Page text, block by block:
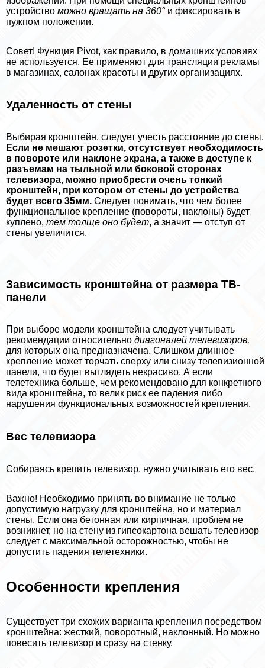
устройство можно вращать на 360° и фиксировать в
нужном положении.
Совет! Функция Pivot, как правило, в домашних условиях
не используется. Ее применяют для трaнcляции рекламы
в магазинах, салонах красоты и других организациях.
Удаленность от стены
Выбирая кронштейн, следует учесть расстояние до стены.
Если не мешают розетки, отсутствует необходимость
в повороте или наклоне экрана, а также в доступе к
разъемам на тыльной или боковой сторонах
телевизора, можно приобрести очень тонкий
кронштейн, при котором от стены до устройства
будет всего 35мм. Следует понимать, что чем более
функциональное крепление (повороты, наклоны) будет
куплено, тем толще оно будет, а значит — отступ от
стены увеличится.
Зависимость кронштейна от размера ТВ-
панели
При выборе модели кронштейна следует учитывать
рекомендации относительно диагоналей телевизоров,
для которых она предназначена. Слишком длинное
крепление может торчать сверху или снизу телевизионной
панели, что будет выглядеть некрасиво. А если
телетехника больше, чем рекомендовано для конкретного
вида кронштейна, то велик риск ее падения либо
нарушения функциональных возможностей крепления.
Вес телевизора
Собираясь крепить телевизор, нужно учитывать его вес.
Важно! Необходимо принять во внимание не только
допустимую нагрузку для кронштейна, но и материал
стены. Если она бетонная или кирпичная, проблем не
возникнет, но на стену из гипсокартона вешать телевизор
следует с максимальной осторожностью, чтобы не
допустить падения телетехники.
Особенности крепления
Существует три схожих варианта крепления посредством
кронштейна: жесткий, поворотный, наклонный. Но можно
повесить телевизор и сразу на стенку.